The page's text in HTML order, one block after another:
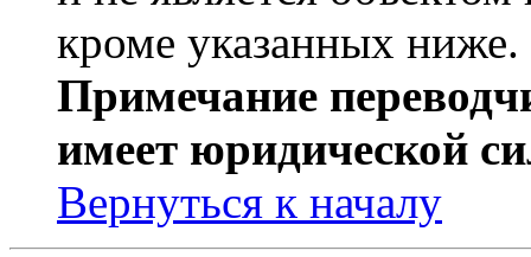
кроме указанных ниже.
Примечание
имеет юридической
Вернуться к началу